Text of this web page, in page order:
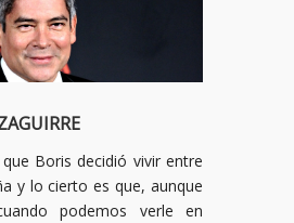
Boris decidió vivir entre
y lo cierto es que, aunque
podemos verle en